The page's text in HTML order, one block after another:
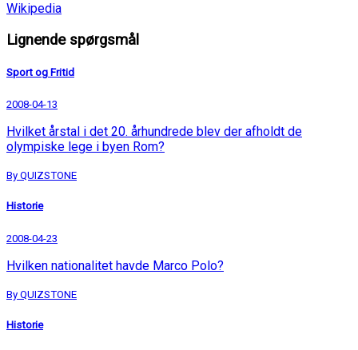
Wikipedia
Lignende spørgsmål
Sport og Fritid
2008-04-13
Hvilket årstal i det 20. århundrede blev der afholdt de
olympiske lege i byen Rom?
By QUIZSTONE
Historie
2008-04-23
Hvilken nationalitet havde Marco Polo?
By QUIZSTONE
Historie